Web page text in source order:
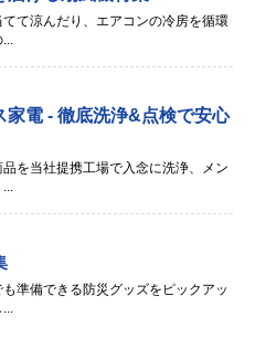
てて涼んだり、エアコンの冷房を循環
...
家電 - 徹底洗浄&点検で安心
を当社提携工場で入念に洗浄、メン
...
準備できる防災グッズをピックアッ
...